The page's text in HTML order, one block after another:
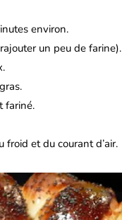
environ.
un peu de farine).
fariné.
froid et du courant d’air.